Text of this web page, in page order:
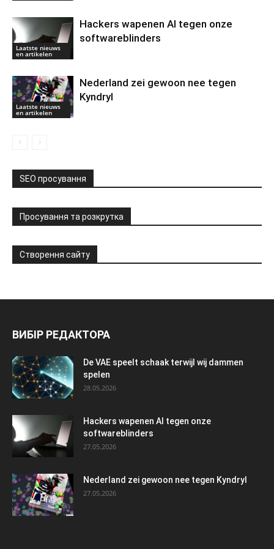
Laatste nieuws
en artikelen
Hackers wapenen AI tegen onze
softwareblinders
Laatste nieuws
en artikelen
Nederland zei gewoon nee tegen
Kyndryl
SEO просування
Просування та розкрутка
Створення сайту
ВИБІР РЕДАКТОРА
De VAE speelt schaak terwijl wij dammen
spelen
28.05.2026
Hackers wapenen AI tegen onze
softwareblinders
27.05.2026
Nederland zei gewoon nee tegen Kyndryl
27.05.2026